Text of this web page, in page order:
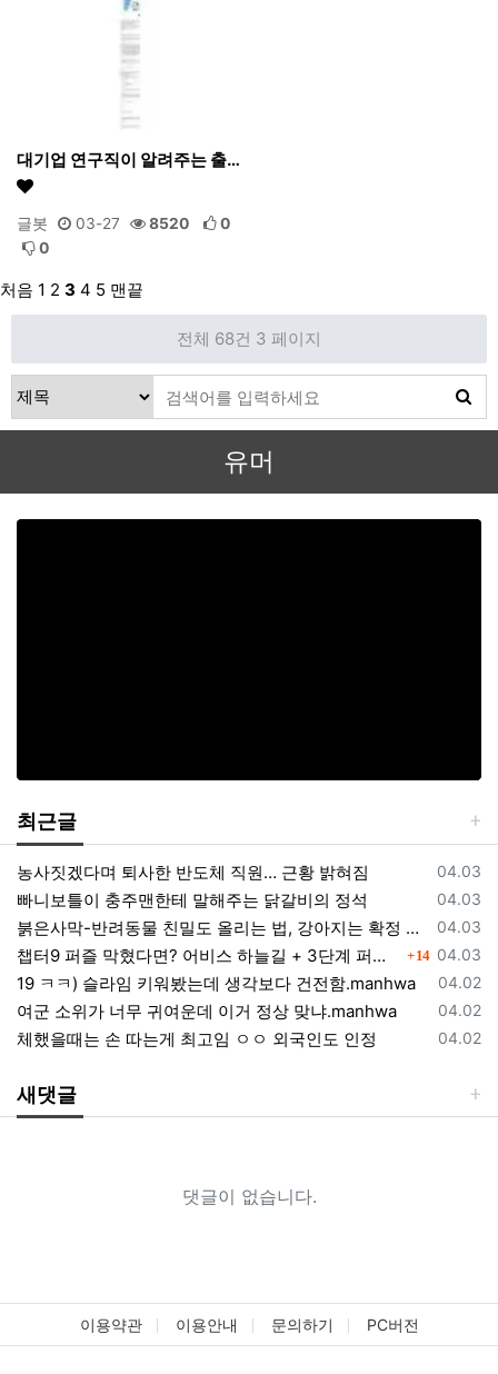
대기업 연구직이 알려주는 출…
글봇 03-27 8520
0
0
처음 1 2 3 4 5 맨끝
전체 68건 3 페이지
유머
최근글
등록일
04.03
농사짓겠다며 퇴사한 반도체 직원… 근황 밝혀짐
등록일
04.03
빠니보틀이 충주맨한테 말해주는 닭갈비의 정석
등록일
04.03
붉은사막-반려동물 친밀도 올리는 법, 강아지는 확정 고양이는 조건 확인
등록일
04.03
챕터9 퍼즐 막혔다면? 어비스 하늘길 + 3단계 퍼즐 공략 순서 정리 (길찾기 포함) 댓글
14
등록일
04.02
19 ㅋㅋ) 슬라임 키워봤는데 생각보다 건전함.manhwa
등록일
04.02
여군 소위가 너무 귀여운데 이거 정상 맞냐.manhwa
등록일
04.02
체했을때는 손 따는게 최고임 ㅇㅇ 외국인도 인정
새댓글
댓글이 없습니다.
이용약관 이용안내 문의하기 PC버전